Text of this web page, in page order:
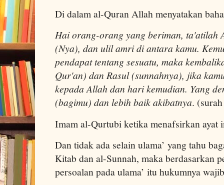
Di dalam al-Quran Allah menyatakan
Hai orang-orang yang beriman, ta'atilah
(Nya), dan ulil amri di antara kamu.
pendapat tentang sesuatu, maka
Qur'an) dan Rasul (sunnahnya), jika
kepada Allah dan hari kemudian. Yang
(bagimu) dan lebih baik akibatnya.
Imam al-Qurtubi ketika menafsirkan ayat
Dan tidak ada selain ulama’ yang tahu
Kitab dan al-Sunnah, maka berdasarkan
persoalan pada ulama’ itu hukumnya